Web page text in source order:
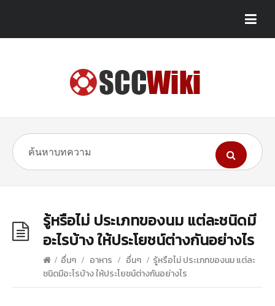
รู้หรือไม่ ประเภทของนม แต่ละชนิดมี
อะไรบ้าง ให้ประโยชน์ต่างกันอย่างไร
/ อื่นๆ / อาหาร / อื่นๆ / รู้หรือไม่ ประเภทของนม แต่ละ
ชนิดมีอะไรบ้าง ให้ประโยชน์ต่างกันอย่างไร